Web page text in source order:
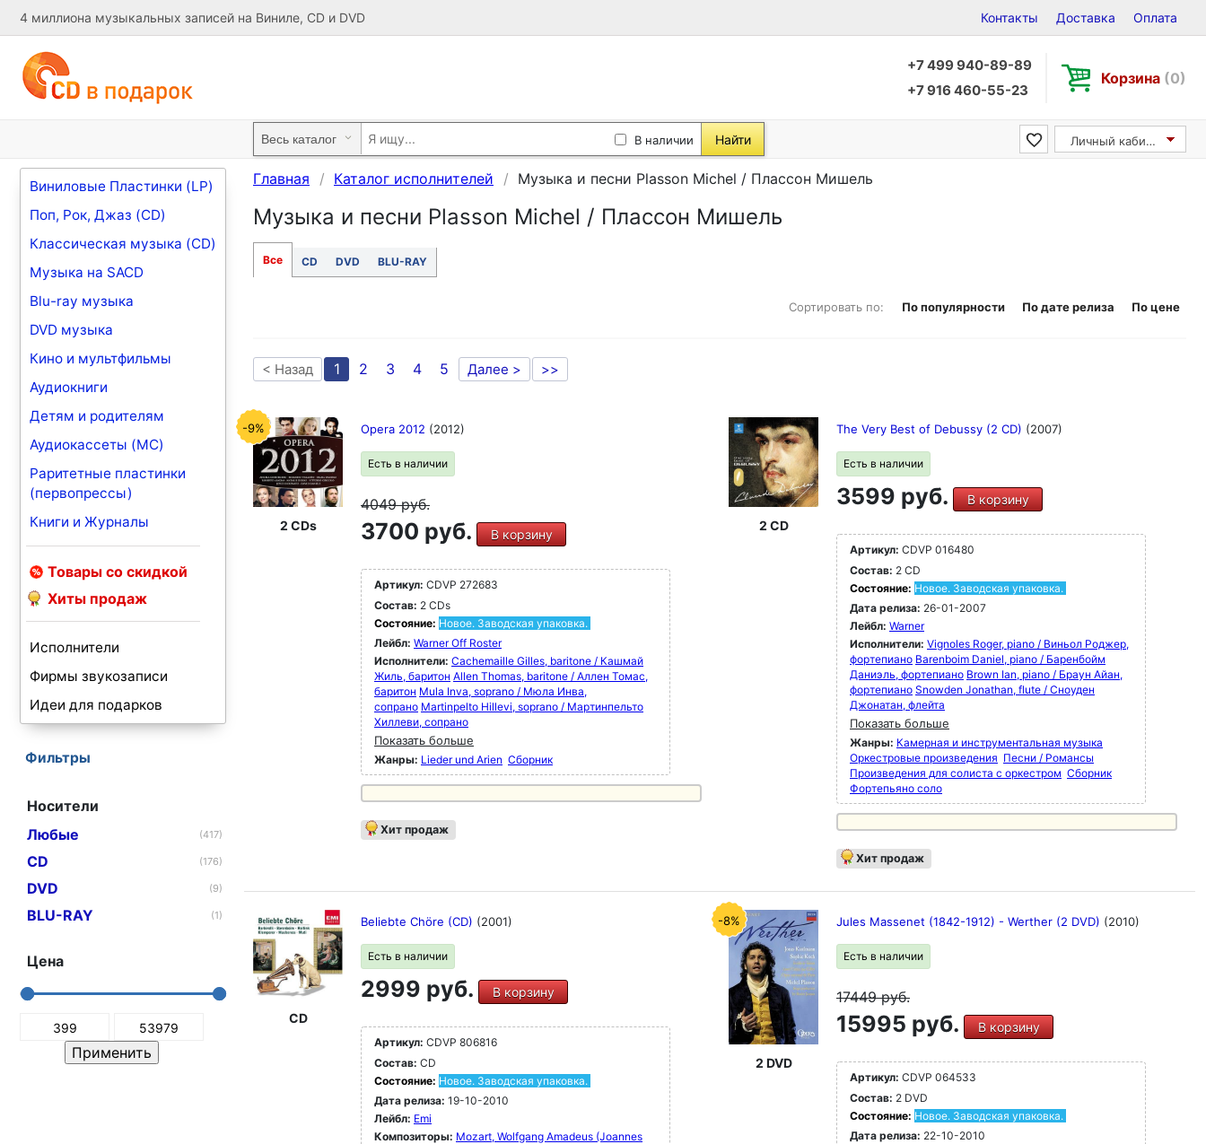
4 миллиона музыкальных записей на Виниле, CD и DVD Контакты Доставка Оплата
+7 499 940-89-89
+7 916 460-55-23
Корзина (0)
В наличии Найти Личный кабинет
Виниловые Пластинки (LP)
Поп, Рок, Джаз (CD)
Классическая музыка (CD)
Музыка на SACD
Blu-ray музыка
DVD музыка
Кино и мультфильмы
Аудиокниги
Детям и родителям
Аудиокассеты (MC)
Раритетные пластинки
(первопрессы)
Книги и Журналы
Товары со скидкой
Хиты продаж
Исполнители
Фирмы звукозаписи
Идеи для подарков
Фильтры
Носители
Любые
(417)
CD (176)
DVD (9)
BLU-RAY (1)
Цена
Главная Каталог исполнителей Музыка и песни Plasson Michel / Плассон Мишель
Музыка и песни Plasson Michel / Плассон Мишель
Все CD DVD BLU-RAY
Сортировать по: По популярности По дате релиза По цене
< Назад 1 2 3 4 5 Далее > >>
-9%
2 CDs
Opera 2012 (2012)
Есть в наличии
4049руб.
3700 руб. В корзину
Артикул: CDVP 272683
Состав: 2 CDs
Состояние: Новое. Заводская упаковка.
Лейбл: Warner Off Roster
Исполнители: Cachemaille Gilles, baritone / Кашмай
Жиль, баритон Allen Thomas, baritone / Аллен Томас,
баритон Mula Inva, soprano / Мюла Инва,
сопрано Martinpelto Hillevi, soprano / Мартинпельто
Хиллеви, сопрано
Показать больше
Жанры: Lieder und Arien Сборник
Хит продаж
2 CD
The Very Best of Debussy (2 CD) (2007)
Есть в наличии
3599 руб. В корзину
Артикул: CDVP 016480
Состав: 2 CD
Состояние: Новое. Заводская упаковка.
Дата релиза: 26-01-2007
Лейбл: Warner
Исполнители: Vignoles Roger, piano / Виньол Роджер,
фортепиано Barenboim Daniel, piano / Баренбойм
Даниэль, фортепиано Brown Ian, piano / Браун Айан,
фортепиано Snowden Jonathan, flute / Сноуден
Джонатан, флейта
Показать больше
Жанры: Камерная и инструментальная музыка
Оркестровые произведения Песни / Романсы
Произведения для солиста с оркестром Сборник
Фортепьяно соло
Хит продаж
CD
Beliebte Chöre (CD) (2001)
Есть в наличии
2999 руб. В корзину
Артикул: CDVP 806816
Состав: CD
Состояние: Новое. Заводская упаковка.
Дата релиза: 19-10-2010
Лейбл: Emi
Композиторы: Mozart, Wolfgang Amadeus (Joannes
-8%
2 DVD
Jules Massenet (1842-1912) - Werther (2 DVD) (2010)
Есть в наличии
17449руб.
15995 руб. В корзину
Артикул: CDVP 064533
Состав: 2 DVD
Состояние: Новое. Заводская упаковка.
Дата релиза: 22-10-2010